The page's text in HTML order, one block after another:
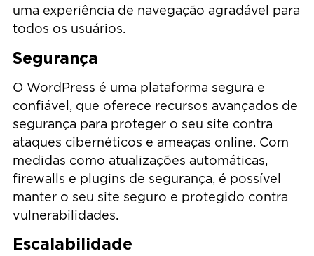
uma experiência de navegação agradável para
todos os usuários.
Segurança
O WordPress é uma plataforma segura e
confiável, que oferece recursos avançados de
segurança para proteger o seu site contra
ataques cibernéticos e ameaças online. Com
medidas como atualizações automáticas,
firewalls e plugins de segurança, é possível
manter o seu site seguro e protegido contra
vulnerabilidades.
Escalabilidade